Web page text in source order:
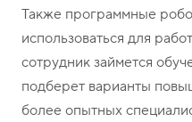
Также программные
использоваться для
сотрудник займется
подберет варианты
более опытных